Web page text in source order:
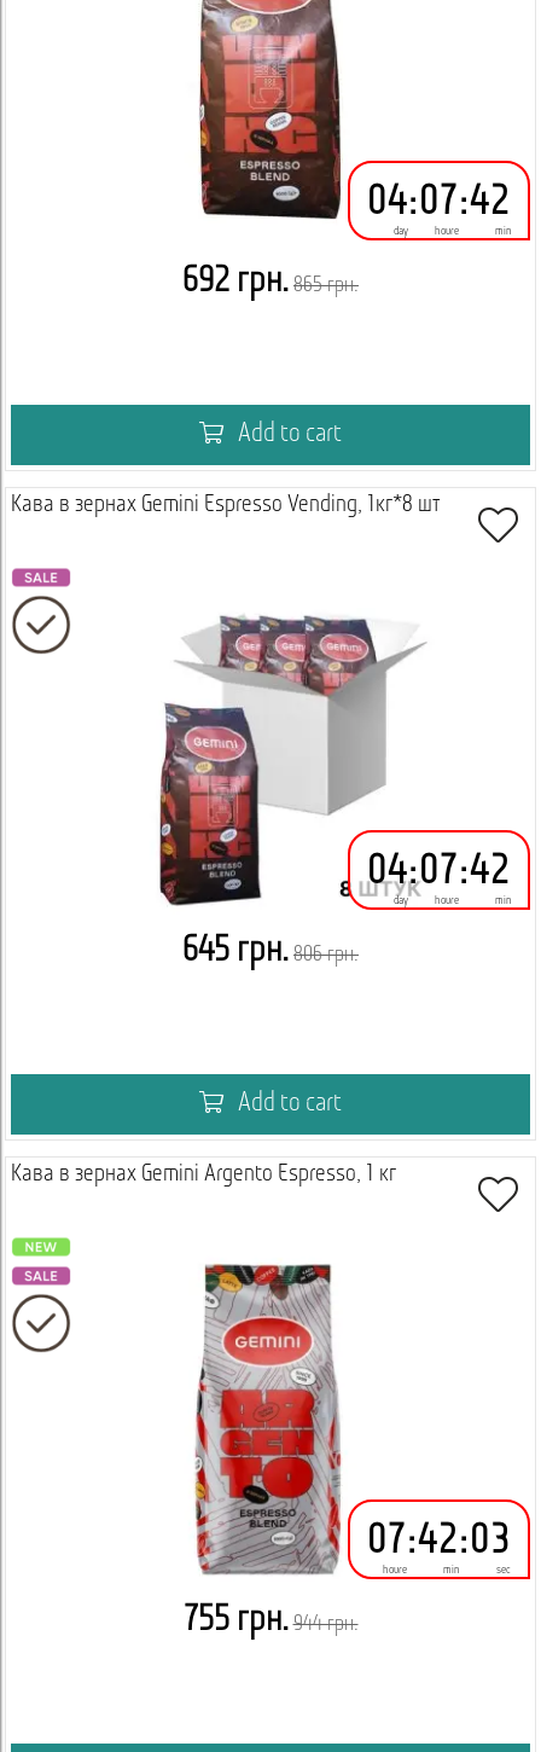
04
day
:07
houre
:42
min
692 грн. 865 грн.
Add to cart
Кава в зернах Gemini Espresso Vending, 1кг*8 шт
04
day
:07
houre
:42
min
645 грн. 806 грн.
Add to cart
Кава в зернах Gemini Argento Espresso, 1 кг
07
houre
:42
min
:02
sec
755 грн. 944 грн.